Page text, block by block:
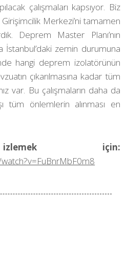
çalışmaları kapsıyor. Biz
Merkezi’ni tamamen
Deprem Master Planı’nın
İstanbul’daki zemin durumuna
hangi deprem izolatörünün
çıkarılmasına kadar tüm
var. Bu çalışmaların daha da
tüm önlemlerin alınması en
için: